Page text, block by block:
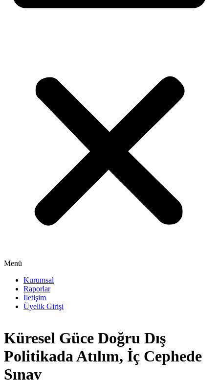
Menü
Kurumsal
Raporlar
İletişim
Üyelik Girişi
Küresel Güce Doğru Dış
Politikada Atılım, İç Cephede
Sınav